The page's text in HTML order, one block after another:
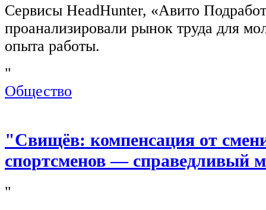
Сервисы HeadHunter, «Авито
проанализировали рынок труда для
опыта работы.
"
Общество
"Свищёв: компенсация от
спортсменов — справедливый
"